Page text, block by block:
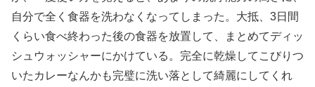
自分で全く食器を洗わなくなってしまった。大抵、3日間
くらい食べ終わった後の食器を放置して、まとめてディッ
シュウォッシャーにかけている。完全に乾燥してこびりつ
いたカレーなんかも完璧に洗い落として綺麗にしてくれ